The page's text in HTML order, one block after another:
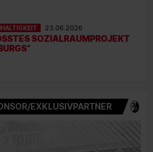
23.06.2026
SOZIALRAUMPROJEKT F
EXKLUSIVPARTNER